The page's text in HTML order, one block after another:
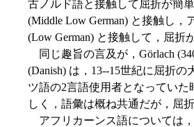
古ノルド語と接触して屈折が簡
(Middle Low German) と接触し
(Low German) と接触して，屈折
同じ趣旨の言及が，Görlach
(Danish) は，13--15世紀に屈折
ツ語の2言語使用者となってい
しく，語彙は概ね共通だが，屈
アフリカーンス語については